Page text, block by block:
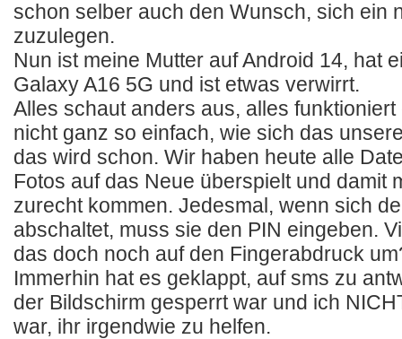
schon selber auch den Wunsch, sich ein
zuzulegen.
Nun ist meine Mutter auf Android 14, hat
Galaxy A16 5G und ist etwas verwirrt.
Alles schaut anders aus, alles
nicht ganz so einfach, wie sich das
das wird schon. Wir haben heute alle
Fotos auf das Neue überspielt und damit
zurecht kommen. Jedesmal, wenn sich
abschaltet, muss sie den PIN eingeben.
das doch noch auf den Fingerabdruck
Immerhin hat es geklappt, auf sms zu
der Bildschirm gesperrt war und ich
war, ihr irgendwie zu helfen.